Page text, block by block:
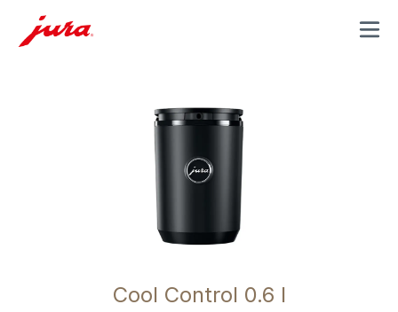
MENU
Cool Control 0.6 l